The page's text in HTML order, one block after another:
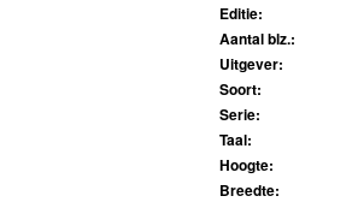
Editie:
Aantal blz.:
Uitgever:
Soort:
Serie:
Taal:
Hoogte:
Breedte: